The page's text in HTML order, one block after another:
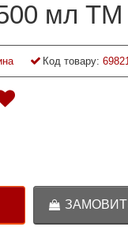
мл ТМ
Код товару: